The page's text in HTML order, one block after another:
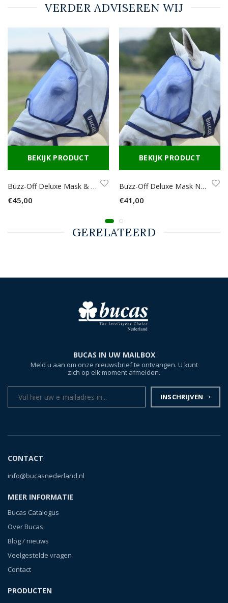
VERDER ADVISEREN WIJ
BEKIJK PRODUCT
Buzz-Off Deluxe Mask & Ears
€45,00
BEKIJK PRODUCT
Buzz-Off Deluxe Mask No Ears
€41,00
GERELATEERD
BUCAS IN UW MAILBOX
Meld u aan om onze nieuwsbrief te ontvangen. U kunt
zich op elk moment afmelden.
INSCHRIJVEN
CONTACT
info@bucasnederland.nl
MEER INFORMATIE
Bucas Catalogus
Over Bucas
Blog / nieuws
Veelgestelde vragen
Contact
PRODUCTEN